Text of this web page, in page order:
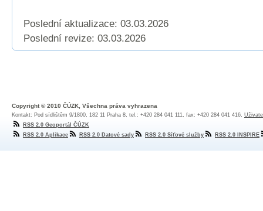
Poslední aktualizace: 03.03.2026
Poslední revize: 03.03.2026
Copyright © 2010 ČÚZK, Všechna práva vyhrazena
Kontakt: Pod sídlištěm 9/1800, 182 11 Praha 8, tel.: +420 284 041 111, fax: +420 284 041 416,
RSS 2.0 Geoportál ČÚZK
RSS 2.0 Aplikace
RSS 2.0 Datové sady RSS 2.0 Síťové služby RSS 2.0 INSPIRE